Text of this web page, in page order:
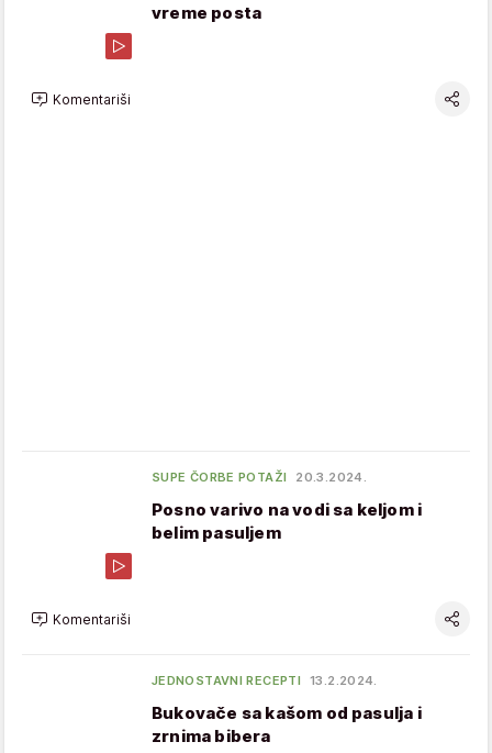
vreme posta
Komentariši
SUPE ČORBE POTAŽI 20.3.2024.
Posno varivo na vodi sa keljom i
belim pasuljem
Komentariši
JEDNOSTAVNI RECEPTI 13.2.2024.
Bukovače sa kašom od pasulja i
zrnima bibera